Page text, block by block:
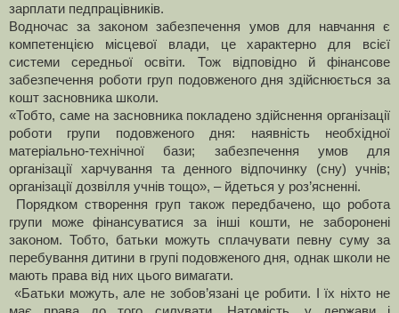
зарплати педпрацівників.
Водночас за законом забезпечення умов для навчання є
компетенцією місцевої влади, це характерно для всієї
системи середньої освіти. Тож відповідно й фінансове
забезпечення роботи груп подовженого дня здійснюється за
кошт засновника школи.
«Тобто, саме на засновника покладено здійснення організації
роботи групи подовженого дня: наявність необхідної
матеріально-технічної бази; забезпечення умов для
організації харчування та денного відпочинку (сну) учнів;
організації дозвілля учнів тощо», – йдеться у роз’ясненні.
Порядком створення груп також передбачено, що робота
групи може фінансуватися за інші кошти, не заборонені
законом. Тобто, батьки можуть сплачувати певну суму за
перебування дитини в групі подовженого дня, однак школи не
мають права від них цього вимагати.
«Батьки можуть, але не зобов’язані це робити. І їх ніхто не